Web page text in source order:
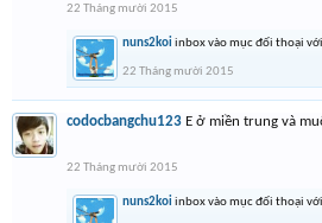
22 Tháng mười 2015
nuns2koi inbox vào mục đối thoại
22 Tháng mười 2015
codocbangchu123 E ở miền trung và
22 Tháng mười 2015
nuns2koi inbox vào mục đối thoại